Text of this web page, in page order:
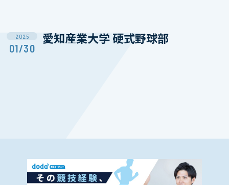
2025
01/30
愛知産業大学 硬式野球部